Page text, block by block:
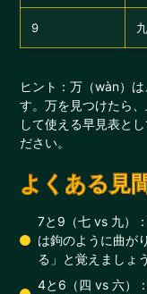
9 九
ヒント：万（wàn）
す。万を見つけたら
して使える早見表と
ださい。
よくある見
7と9（七 vs 九）
は鉤のように曲が
る」と覚えましょう
4と6（四 vs 六）